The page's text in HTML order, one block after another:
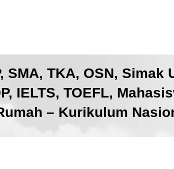
TKA, OSN, Simak
IELTS, TOEFL,
– Kurikulum